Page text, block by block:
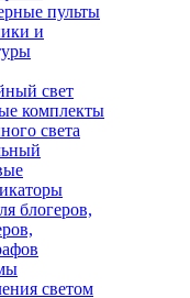
пульты
и
свет
комплекты
света
блогеров,
светом